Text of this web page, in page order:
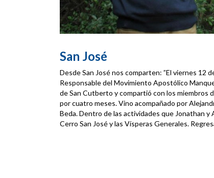
San José
Desde San José nos comparten: ”El viernes 12
Responsable del Movimiento Apostólico
de San Cutberto y compartió con los miembros
por cuatro meses. Vino acompañado por
Beda. Dentro de las actividades que Jonathan
Cerro San José y las Vísperas Generales.